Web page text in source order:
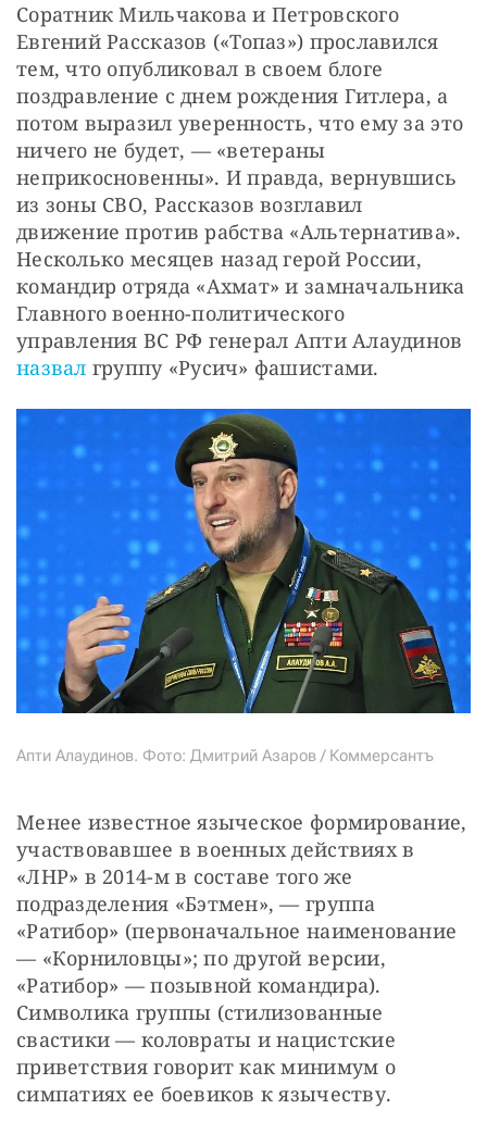
Соратник Мильчакова и Петровского
Евгений Рассказов («Топаз») прославился
тем, что опубликовал в своем блоге
поздравление с днем рождения Гитлера, а
потом выразил уверенность, что ему за это
ничего не будет, — «ветераны
неприкосновенны». И правда, вернувшись
из зоны СВО, Рассказов возглавил
движение против рабства «Альтернатива».
Несколько месяцев назад герой России,
командир отряда «Ахмат» и замначальника
Главного военно-политического
назвал группу «Русич» фашистами.
Апти Алаудинов. Фото: Дмитрий Азаров / Коммерсантъ
Менее известное языческое формирование,
участвовавшее в военных действиях в
«ЛНР» в 2014-м в составе того же
подразделения «Бэтмен», — группа
«Ратибор» (первоначальное наименование
— «Корниловцы»; по другой версии,
«Ратибор» — позывной командира).
Символика группы (стилизованные
свастики — коловраты и нацистские
приветствия говорит как минимум о
симпатиях ее боевиков к язычеству.